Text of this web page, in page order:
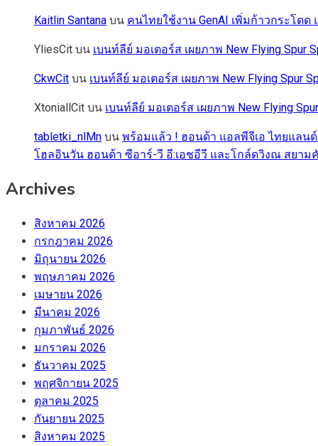
Kaitlin Santana บน คนไทยใช้งาน GenAI เพิ่มก้าวกระโด
YliesCit บน เบนท์ลีย์ มอเตอร์ส เผยภาพ New Flying
CkwCit บน เบนท์ลีย์ มอเตอร์ส เผยภาพ New Flying Spur
XtoniallCit บน เบนท์ลีย์ มอเตอร์ส เผยภาพ New Flying
tabletki_nlMn บน พร้อมแล้ว ! ฮอนด้า แอลพีจีเอ ไทยแลนด์
โฮลอินวัน ฮอนด้า ซีอาร์-วี อี:เอชอีวี และโกล์ดวิงณ สยา
Archives
สิงหาคม 2026
กรกฎาคม 2026
มิถุนายน 2026
พฤษภาคม 2026
เมษายน 2026
มีนาคม 2026
กุมภาพันธ์ 2026
มกราคม 2026
ธันวาคม 2025
พฤศจิกายน 2025
ตุลาคม 2025
กันยายน 2025
สิงหาคม 2025